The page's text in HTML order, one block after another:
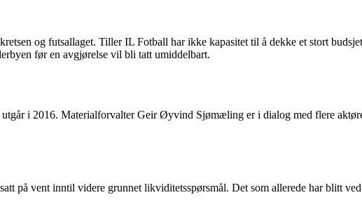
og futsallaget. Tiller IL Fotball har ikke kapasitet til å dekke et stort
før en avgjørelse vil bli tatt umiddelbart.
i 2016. Materialforvalter Geir Øyvind Sjømæling er i dialog med flere
på vent inntil videre grunnet likviditetsspørsmål. Det som allerede har blitt